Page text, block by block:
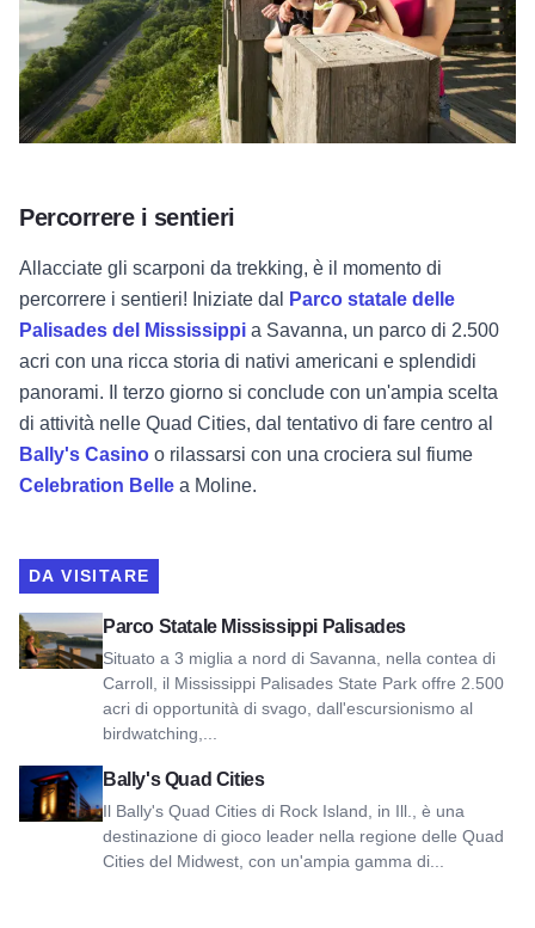
Percorrere i sentieri
Allacciate gli scarponi da trekking, è il momento di
percorrere i sentieri! Iniziate dal
Parco statale delle
Palisades del Mississippi a Savanna, un parco di 2.500
acri con una ricca storia di nativi americani e splendidi
panorami. Il terzo giorno si conclude con un'ampia scelta
di attività nelle Quad Cities, dal tentativo di fare centro al
Bally's Casino o rilassarsi con una crociera sul fiume
Celebration Belle a Moline.
DA VISITARE
Parco Statale Mississippi Palisades
Situato a 3 miglia a nord di Savanna, nella contea di
Carroll, il Mississippi Palisades State Park offre 2.500
acri di opportunità di svago, dall'escursionismo al
birdwatching,...
Vista sul Parco Statale Mississippi Palisades
Bally's Quad Cities
Il Bally's Quad Cities di Rock Island, in Ill., è una
destinazione di gioco leader nella regione delle Quad
Cities del Midwest, con un'ampia gamma di...
Vedi Bally's Quad Cities